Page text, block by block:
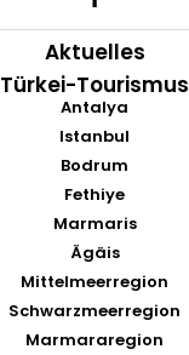
Aktuelles
Türkei-Tourismus
Antalya
Istanbul
Bodrum
Fethiye
Marmaris
Ägäis
Mittelmeerregion
Schwarzmeerregion
Marmararegion